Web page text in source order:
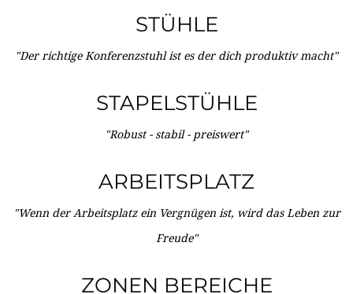
STÜHLE
"Der richtige Konferenzstuhl ist es der dich produktiv macht"
STAPELSTÜHLE
"Robust - stabil - preiswert"
ARBEITSPLATZ
"Wenn der Arbeitsplatz ein Vergnügen ist, wird das Leben zur
Freude"
ZONEN BEREICHE